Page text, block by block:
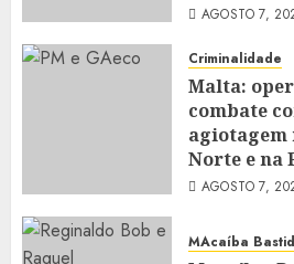
AGOSTO 7,
Criminalidade
Malta:
combate
agiotagem
Norte e na
AGOSTO 7,
MAcaíba